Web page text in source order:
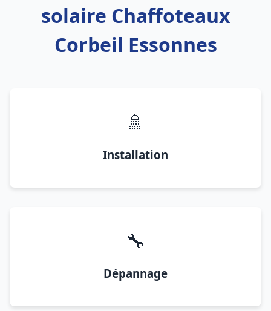
solaire Chaffoteaux
Corbeil Essonnes
🚿
Installation
🔧
Dépannage